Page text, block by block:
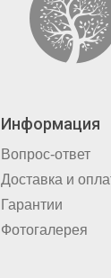
Информация
Вопрос-ответ
Доставка и
Гарантии
Фотогалерея